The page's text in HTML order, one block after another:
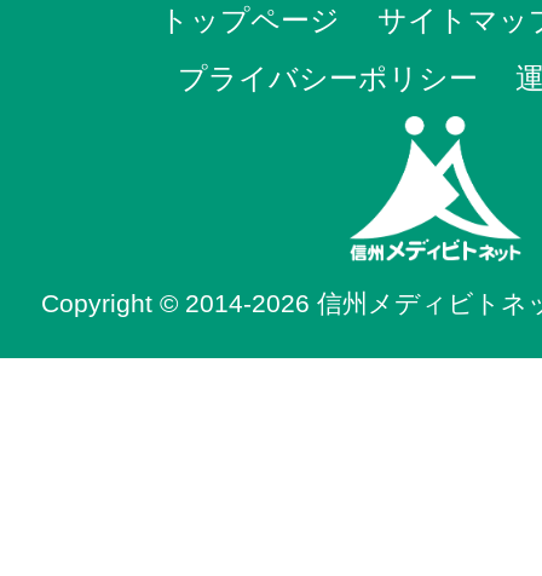
トップページ
サイトマッ
プライバシーポリシー
Copyright © 2014-2026 信州メディビトネ